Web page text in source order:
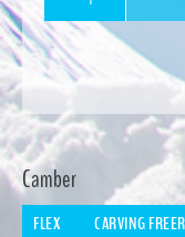
Menge
Alternative:
Camber
FLEX CARVING